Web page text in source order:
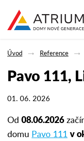
Úvod Reference
Pavo 111,
01. 06. 2026
Od 08.06.2026
domu Pavo 111 v